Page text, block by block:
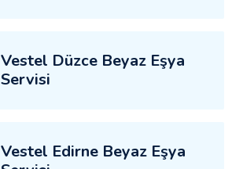
Vestel Düzce Beyaz Eşya
Servisi
Vestel Edirne Beyaz Eşya